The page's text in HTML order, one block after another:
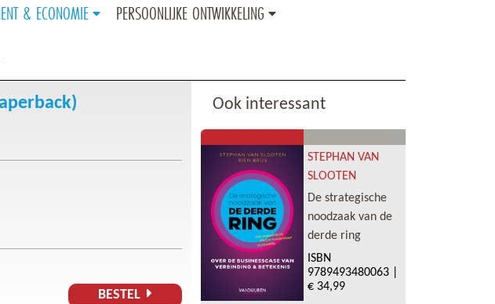
& ECONOMIE PERSOONLIJKE ONTWIKKELING
BESTEL
Ook interessant
STEPHAN VAN
SLOOTEN
De strategische
noodzaak van de
derde ring
ISBN
9789493480063|
€ 34,99